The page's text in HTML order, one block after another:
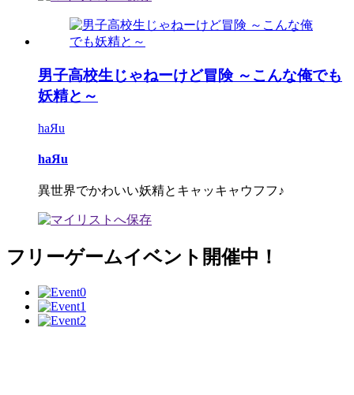
男子高校生じゃねーけど冒険 ～こんな俺でも
妖精と～
haЯu
haЯu
異世界でかわいい妖精とキャッキャウフフ♪
フリーゲームイベント開催中！